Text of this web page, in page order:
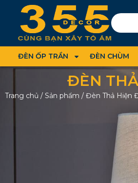
ĐÈN ỐP TRẦN ĐÈN CHÙM
ĐÈN
Trang chủ / Sản phẩm / Đèn Thả Hiện